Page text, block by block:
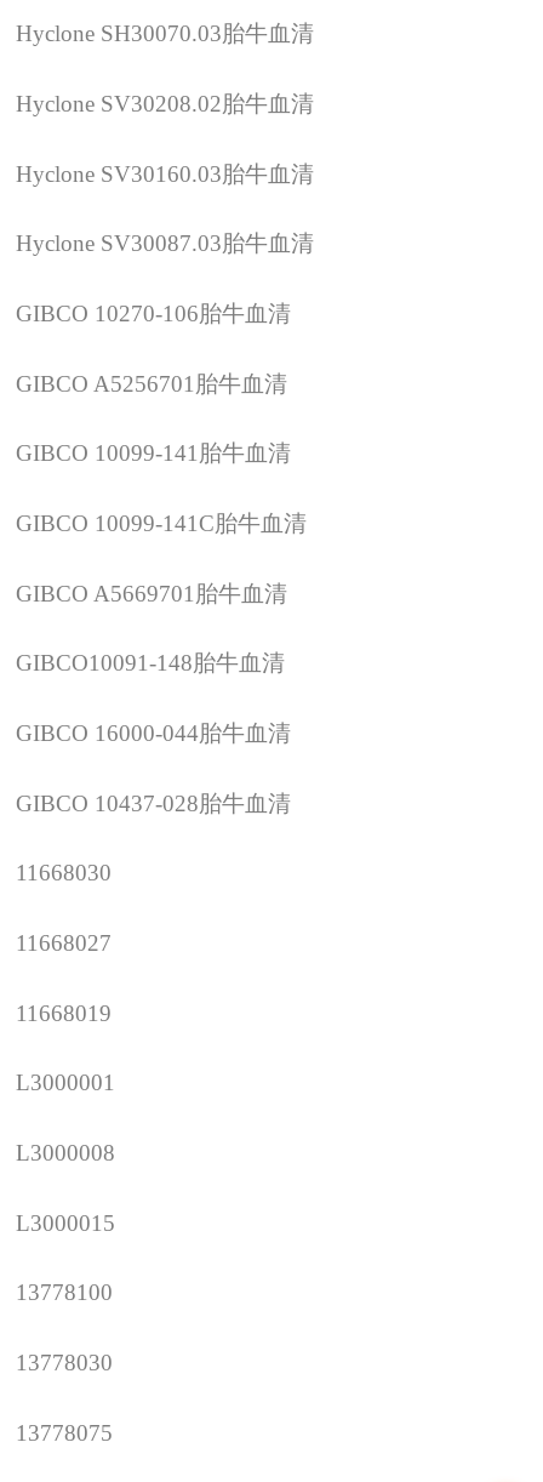
Hyclone SH30070.03胎牛血清
Hyclone SV30208.02胎牛血清
Hyclone SV30160.03胎牛血清
Hyclone SV30087.03胎牛血清
GIBCO 10270-106胎牛血清
GIBCO A5256701 胎牛血清
GIBCO 10099-141胎牛血清
GIBCO 10099-141C胎牛血清
GIBCO A5669701 胎牛血清
GIBCO10091-148胎牛血清
GIBCO 16000-044胎牛血清
GIBCO 10437-028胎牛血清
11668030
11668027
11668019
L3000001
L3000008
L3000015
13778100
13778030
13778075